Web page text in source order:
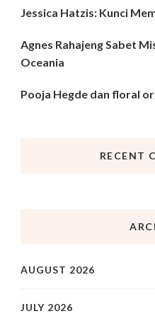
Jessica Hatzis: Kunci
Agnes Rahajeng Sabet
Oceania
Pooja Hegde dan floral
RECENT
AUGUST 2026
JULY 2026